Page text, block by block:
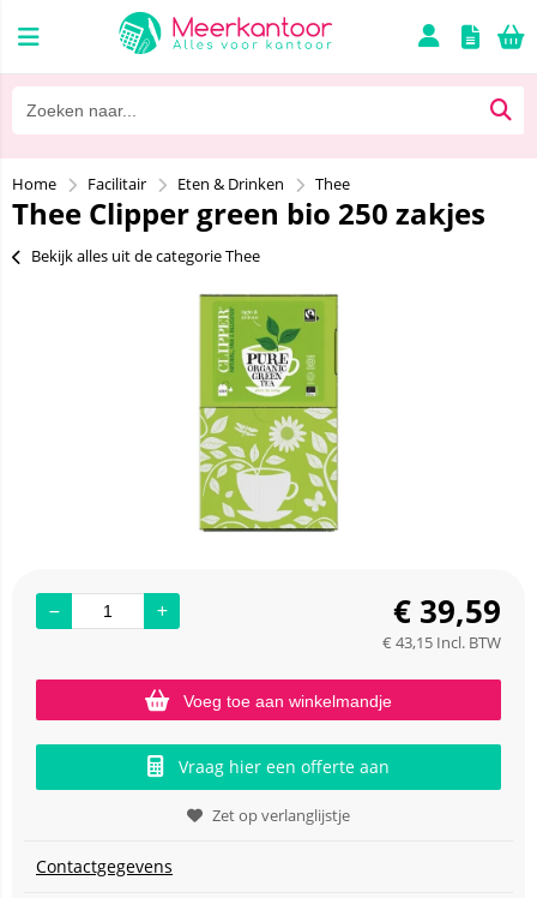
Home Facilitair Eten & Drinken Thee
Thee Clipper green bio 250 zakjes
Bekijk alles uit de categorie Thee
€ 39,59
€ 43,15 Incl. BTW
Voeg toe aan winkelmandje
Vraag hier een offerte aan
Zet op verlanglijstje
Contactgegevens